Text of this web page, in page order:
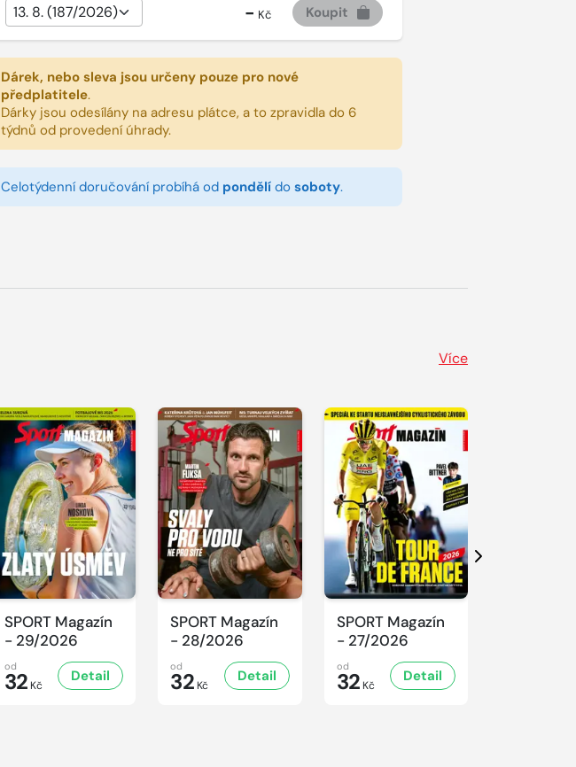
- Kč Koupit
Dárek, nebo sleva jsou určeny pouze pro nové
předplatitele.
Dárky jsou odesílány na adresu plátce, a to zpravidla do 6
týdnů od provedení úhrady.
Celotýdenní doručování probíhá od pondělído soboty.
Více
SPORT Magazín
- 29/2026
od
32 Kč
Detail
SPORT Magazín
- 28/2026
od
32 Kč
Detail
SPORT Magazín
- 27/2026
od
32 Kč
Detail
Další